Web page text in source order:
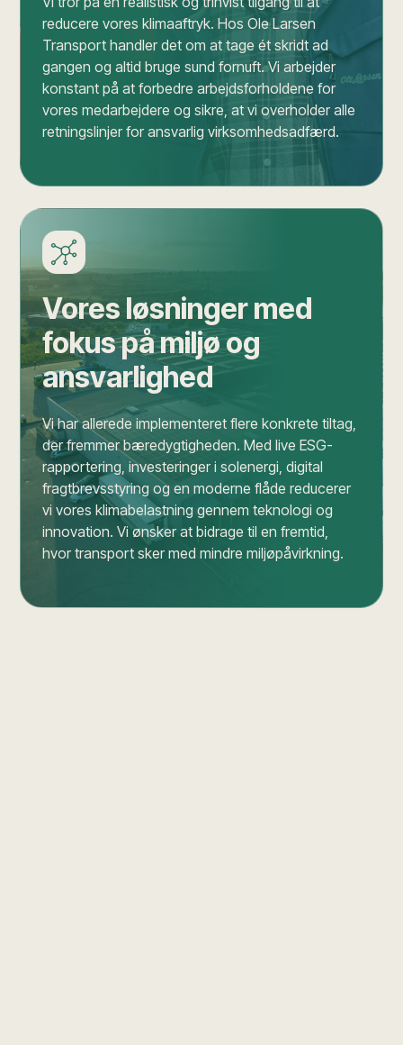
reducere vores klimaaftryk. Hos Ole Larsen
Transport handler det om at tage ét skridt ad
gangen og altid bruge sund fornuft. Vi arbejder
konstant på at forbedre arbejdsforholdene for
vores medarbejdere og sikre, at vi overholder alle
retningslinjer for ansvarlig virksomhedsadfærd.
Vores løsninger med
fokus på miljø og
ansvarlighed
Vi har allerede implementeret flere konkrete tiltag,
der fremmer bæredygtigheden. Med live ESG-
rapportering, investeringer i solenergi, digital
fragtbrevsstyring og en moderne flåde reducerer
vi vores klimabelastning gennem teknologi og
innovation. Vi ønsker at bidrage til en fremtid,
hvor transport sker med mindre miljøpåvirkning.